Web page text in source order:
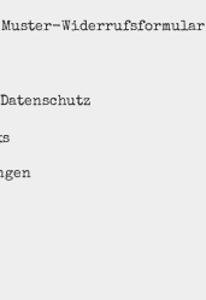
Widerrufsformular